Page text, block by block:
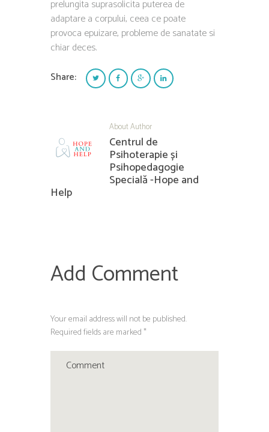
prelungita suprasolicita puterea de
adaptare a corpului, ceea ce poate
provoca epuizare, probleme de sanatate si
chiar deces.
Share:
About Author
Centrul de
Psihoterapie și
Psihopedagogie
Specială -Hope and
Help
Add Comment
Your email address will not be published.
Required fields are marked *